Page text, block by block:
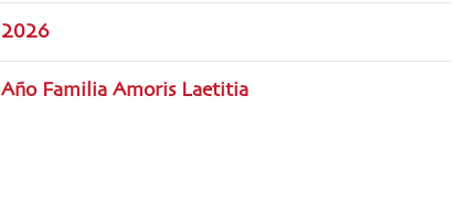
2026
Año Familia Amoris Laetitia